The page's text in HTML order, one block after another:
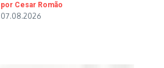
por Cesar Romão
07.08.2026